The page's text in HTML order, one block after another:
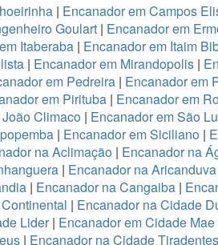
| Encanador em Campos
Goulart | Encanador em
Itaberaba | Encanador em Itaim
| Encanador em Mirandopolis|
em Pedreira| Encanador em
em Pirituba | Encanador em
Climaco| Encanador em São
| Encanador em Siciliano |
na Aclimação| Encanador na
| Encanador na Aricanduva
| Encanador na Cangaiba|
| Encanador na Cidade
Lider| Encanador em Cidade
| Encanador na Cidade Tiradentes